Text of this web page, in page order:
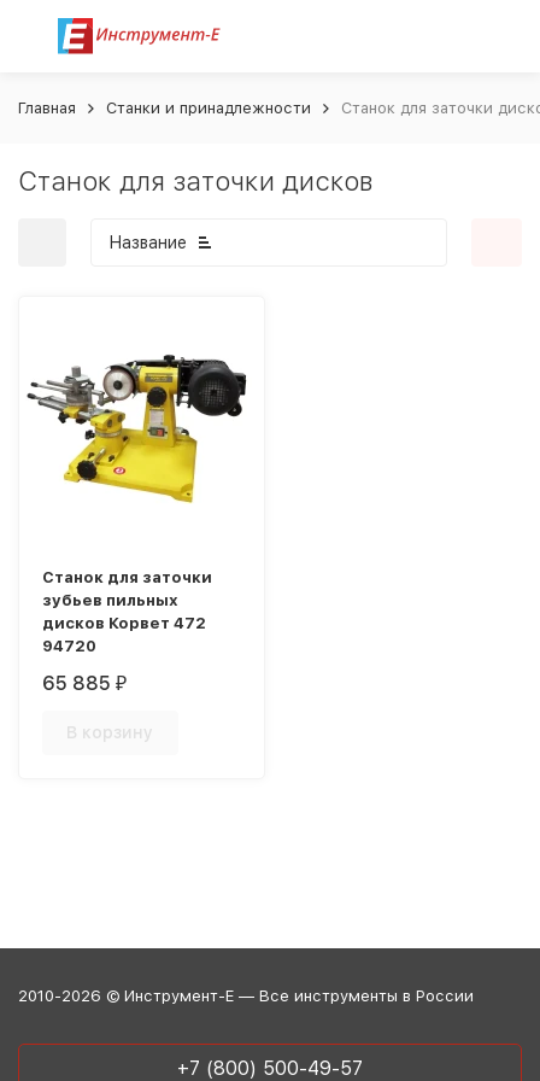
Главная Станки и принадлежности Станок для заточки
Станок для заточки дисков
Название
покупателей
Станок для заточки
зубьев пильных
дисков Корвет 472
94720
65 885₽
В корзину
2010-2026 © Инструмент-Е — Все инструменты в России
+7 (800) 500-49-57